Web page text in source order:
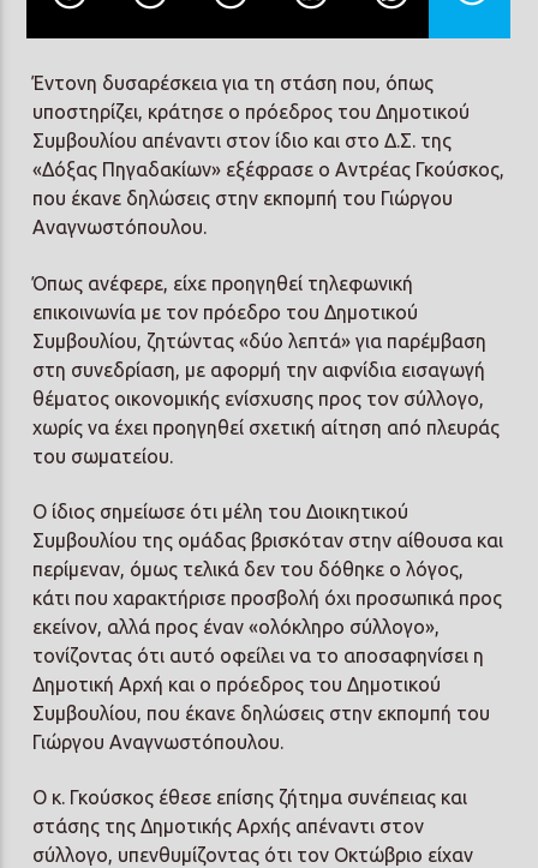
Έντονη δυσαρέσκεια για τη στάση που, όπως
υποστηρίζει, κράτησε ο πρόεδρος του Δημοτικού
Συμβουλίου απέναντι στον ίδιο και στο Δ.Σ. της
«Δόξας Πηγαδακίων» εξέφρασε ο Αντρέας Γκούσκος,
που έκανε δηλώσεις στην εκπομπή του Γιώργου
Αναγνωστόπουλου.
Όπως ανέφερε, είχε προηγηθεί τηλεφωνική
επικοινωνία με τον πρόεδρο του Δημοτικού
Συμβουλίου, ζητώντας «δύο λεπτά» για παρέμβαση
στη συνεδρίαση, με αφορμή την αιφνίδια εισαγωγή
θέματος οικονομικής ενίσχυσης προς τον σύλλογο,
χωρίς να έχει προηγηθεί σχετική αίτηση από πλευράς
του σωματείου.
Ο ίδιος σημείωσε ότι μέλη του Διοικητικού
Συμβουλίου της ομάδας βρισκόταν στην αίθουσα και
περίμεναν, όμως τελικά δεν του δόθηκε ο λόγος,
κάτι που χαρακτήρισε προσβολή όχι προσωπικά προς
εκείνον, αλλά προς έναν «ολόκληρο σύλλογο»,
τονίζοντας ότι αυτό οφείλει να το αποσαφηνίσει η
Δημοτική Αρχή και ο πρόεδρος του Δημοτικού
Συμβουλίου, που έκανε δηλώσεις στην εκπομπή του
Γιώργου Αναγνωστόπουλου.
Ο κ. Γκούσκος έθεσε επίσης ζήτημα συνέπειας και
στάσης της Δημοτικής Αρχής απέναντι στον
σύλλογο, υπενθυμίζοντας ότι τον Οκτώβριο είχαν